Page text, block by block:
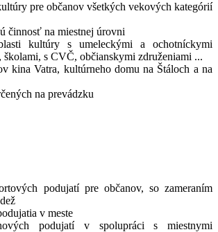
pre občanov všetkých vekových kategórií
činnosť na miestnej úrovni
kultúry s umeleckými a ochotníckymi
školami, s CVČ, občianskymi združeniami ...
kina Vatra, kultúrneho domu na Štáloch a na
na prevádzku
podujatí pre občanov, so zameraním
v meste
podujatí v spolupráci s miestnymi